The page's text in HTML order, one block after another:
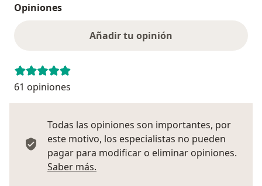
Opiniones
Añadir tu opinión
61 opiniones
Todas las opiniones son importantes, por
este motivo, los especialistas no pueden
pagar para modificar o eliminar opiniones.
Saber más.